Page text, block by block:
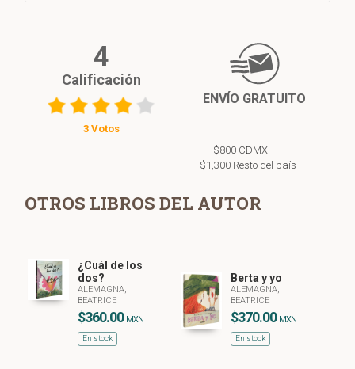
4
Calificación
3 Votos
ENVÍO GRATUITO
$800 CDMX
$1,300 Resto del país
OTROS LIBROS DEL AUTOR
¿Cuál de los
dos?
ALEMAGNA,
BEATRICE
$360.00 MXN
En stock
Berta y yo
ALEMAGNA,
BEATRICE
$370.00 MXN
En stock